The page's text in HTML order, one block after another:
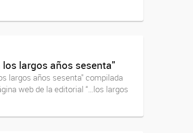
largos años sesenta"
largos años sesenta" compilada
web de la editorial “…los largos